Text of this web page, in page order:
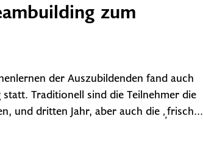
zum
der Auszubildenden fand auch
statt. Traditionell sind die Teilnehmer die
und dritten Jahr, aber auch die „frisch...